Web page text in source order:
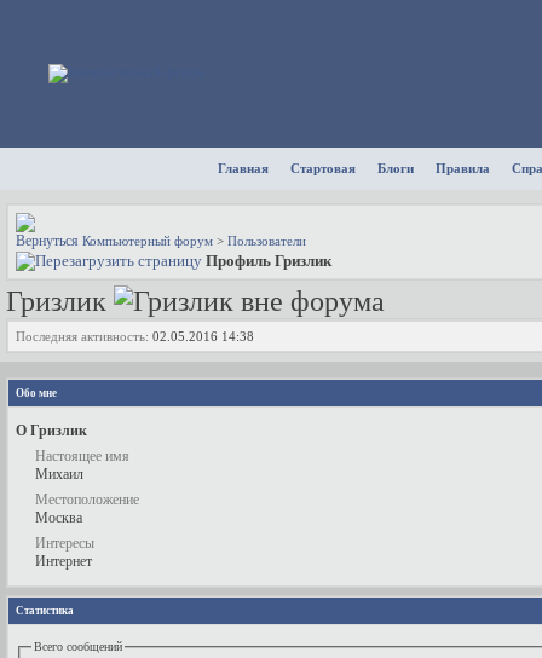
Главная Стартовая Блоги Правила
Компьютерный форум > Пользователи
Профиль Гризлик
Гризлик
Последняя активность: 02.05.2016 14:38
Обо мне
О Гризлик
Настоящее имя
Михаил
Местоположение
Москва
Интересы
Интернет
Статистика
Всего сообщений